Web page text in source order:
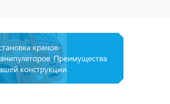
кранов-
Преимущества
конструкции.